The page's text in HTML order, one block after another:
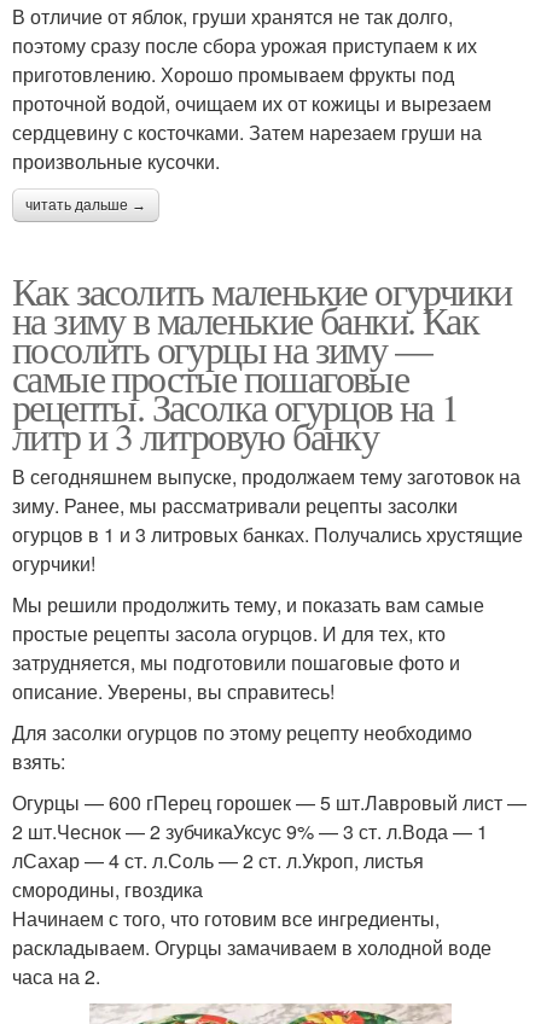
В отличие от яблок, груши хранятся не так долго,
поэтому сразу после сбора урожая приступаем к их
приготовлению. Хорошо промываем фрукты под
проточной водой, очищаем их от кожицы и вырезаем
сердцевину с косточками. Затем нарезаем груши на
произвольные кусочки.
читать дальше →
Как засолить маленькие огурчики
на зиму в маленькие банки. Как
посолить огурцы на зиму —
самые простые пошаговые
рецепты. Засолка огурцов на 1
литр и 3 литровую банку
В сегодняшнем выпуске, продолжаем тему заготовок на
зиму. Ранее, мы рассматривали рецепты засолки
огурцов в 1 и 3 литровых банках. Получались хрустящие
огурчики!
Мы решили продолжить тему, и показать вам самые
простые рецепты засола огурцов. И для тех, кто
затрудняется, мы подготовили пошаговые фото и
описание. Уверены, вы справитесь!
Для засолки огурцов по этому рецепту необходимо
взять:
Огурцы — 600 гПерец горошек — 5 шт.Лавровый лист —
2 шт.Чеснок — 2 зубчикаУксус 9% — 3 ст. л.Вода — 1
лСахар — 4 ст. л.Соль — 2 ст. л.Укроп, листья
смородины, гвоздика
Начинаем с того, что готовим все ингредиенты,
раскладываем. Огурцы замачиваем в холодной воде
часа на 2.